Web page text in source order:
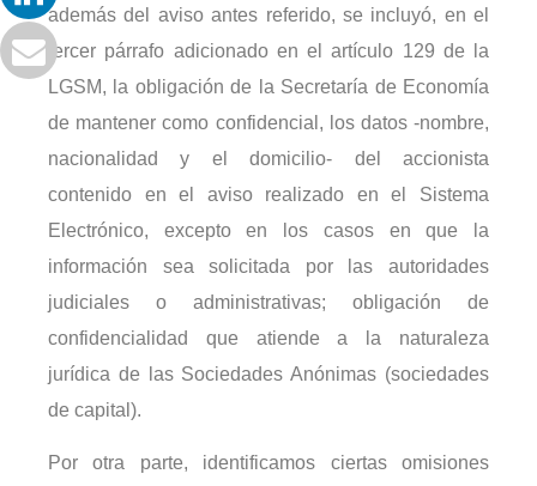
además del aviso antes referido, se incluyó, en el
tercer párrafo adicionado en el artículo 129 de la
LGSM, la obligación de la Secretaría de Economía
de mantener como confidencial, los datos -nombre,
nacionalidad y el domicilio- del accionista
contenido en el aviso realizado en el Sistema
Electrónico, excepto en los casos en que la
información sea solicitada por las autoridades
judiciales o administrativas; obligación de
confidencialidad que atiende a la naturaleza
jurídica de las Sociedades Anónimas (sociedades
de capital).
Por otra parte, identificamos ciertas omisiones